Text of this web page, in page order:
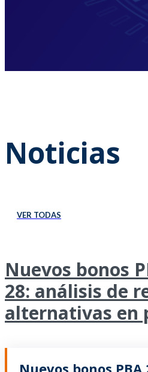
Noticias
VER TODAS
Nuevos bonos
28: análisis de
alternativas en
Nuevos bonos PBA